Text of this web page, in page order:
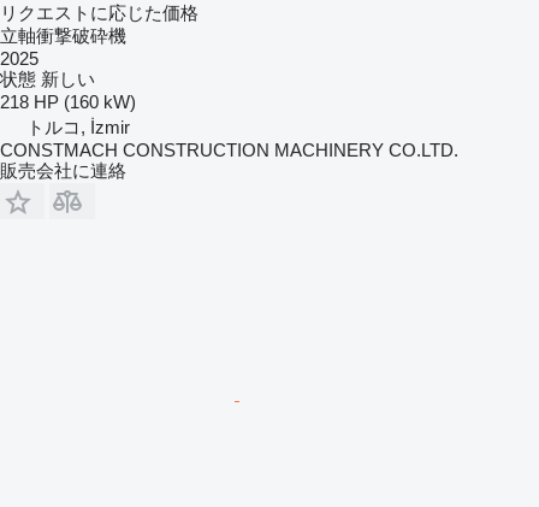
リクエストに応じた価格
立軸衝撃破砕機
2025
状態 新しい
218 HP (160 kW)
トルコ, İzmir
CONSTMACH CONSTRUCTION MACHINERY CO.LTD.
販売会社に連絡